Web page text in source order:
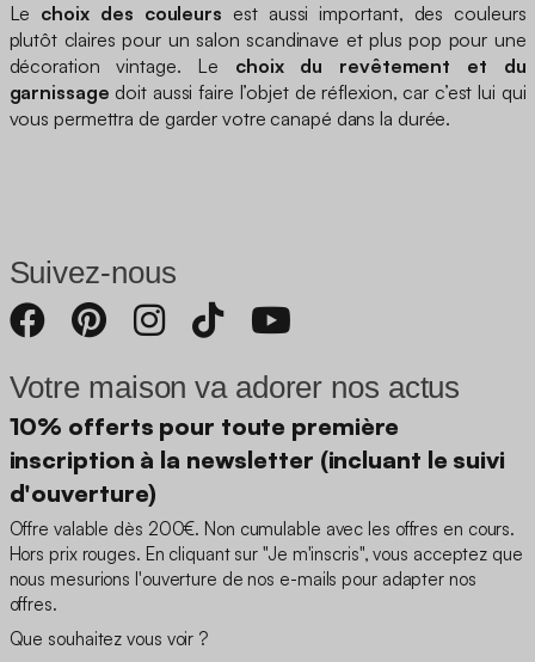
Le choix des couleurs est aussi important, des couleurs
plutôt claires pour un salon scandinave et plus pop pour une
décoration vintage. Le choix du revêtement et du
garnissage doit aussi faire l’objet de réflexion, car c’est lui qui
vous permettra de garder votre canapé dans la durée.
Suivez-nous
Votre maison va adorer nos actus
10% offerts pour toute première
inscription à la newsletter (incluant le suivi
d'ouverture)
Offre valable dès 200€. Non cumulable avec les offres en cours.
Hors prix rouges. En cliquant sur "Je m'inscris", vous acceptez que
nous mesurions l'ouverture de nos e-mails pour adapter nos
offres.
Que souhaitez vous voir ?